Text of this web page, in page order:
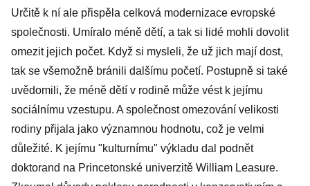
Určitě k ní ale přispěla celková modernizace evropské
společnosti. Umíralo méně dětí, a tak si lidé mohli dovolit
omezit jejich počet. Když si mysleli, že už jich mají dost,
tak se všemožně bránili dalšímu početí. Postupně si také
uvědomili, že méně dětí v rodině může vést k jejímu
sociálnímu vzestupu. A společnost omezování velikosti
rodiny přijala jako významnou hodnotu, což je velmi
důležité. K jejímu "kulturnímu" výkladu dal podnět
doktorand na Princetonské univerzitě William Leasure.